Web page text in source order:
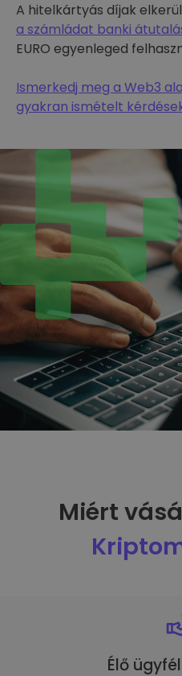
A hitelkártyás díjak
a számládat banki
EURO egyenleged
Ismerkedj meg a Web3
gyakran ismételt
Miért
Élő